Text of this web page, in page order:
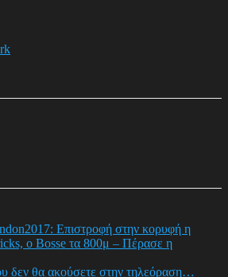
Επιστροφή στην κορυφή η
o Bosse τα 800μ – Πέρασε η
δεν θα ακούσετε στην τηλεόραση…